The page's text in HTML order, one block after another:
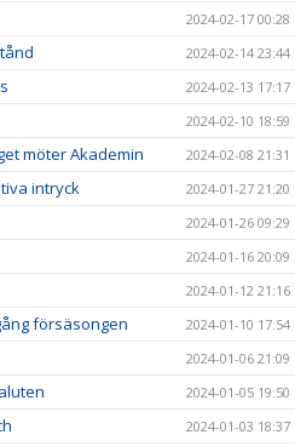
2024-02-17 00:28
2024-02-14 23:44
2024-02-13 17:17
2024-02-10 18:59
möter Akademin 2024-02-08 21:31
intryck 2024-01-27 21:20
2024-01-26 09:29
2024-01-16 20:09
2024-01-12 21:16
försäsongen 2024-01-10 17:54
2024-01-06 21:09
2024-01-05 19:50
2024-01-03 18:37